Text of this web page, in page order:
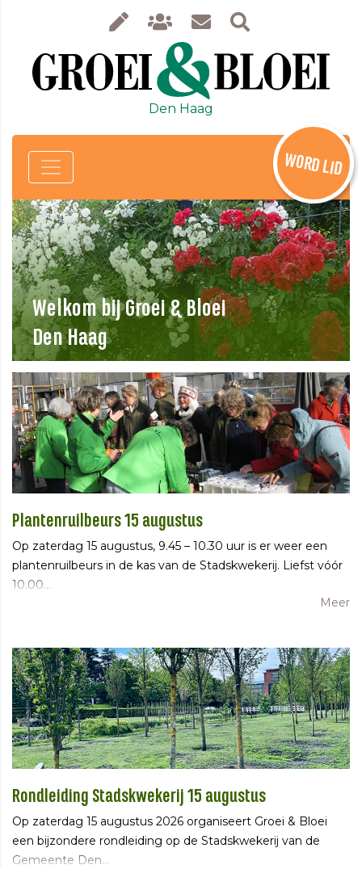
Den Haag
WORD LID
Welkom bij Groei & Bloei
Den Haag
Plantenruilbeurs 15 augustus
Op zaterdag 15 augustus, 9.45 – 10.30 uur is er weer een
plantenruilbeurs in de kas van de Stadskwekerij. Liefst vóór
10.00…
Meer
Rondleiding Stadskwekerij 15 augustus
Op zaterdag 15 augustus 2026 organiseert Groei & Bloei
een bijzondere rondleiding op de Stadskwekerij van de
Gemeente Den…